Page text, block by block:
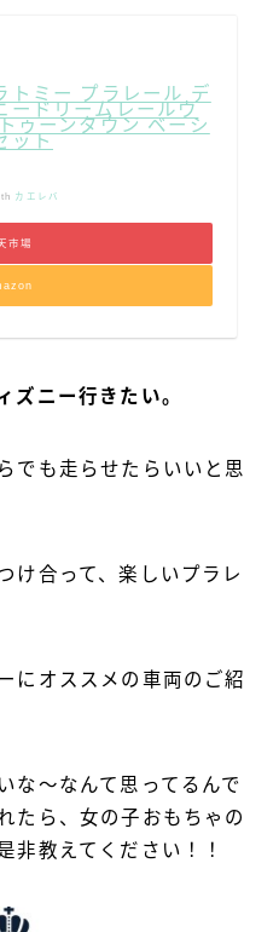
トミー プラレール デ
ードリームレールウ
ゥーンタウン ベーシ
ット
カエレバ
市場
ズニー行きたい。
でも走らせたらいいと思
け合って、楽しいプラレ
にオススメの車両のご紹
な〜なんて思ってるんで
たら、女の子おもちゃの
非教えてください！！